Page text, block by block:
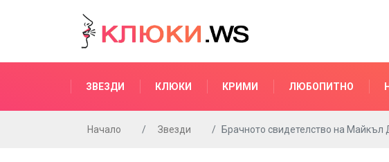
ЗВЕЗДИ КЛЮКИ КРИМИ ЛЮБОПИТНО
Начало Звезди Брачното свидетелство на